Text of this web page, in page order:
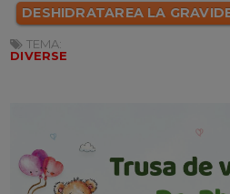
DESHIDRATAREA LA
TEMA:
DIVERSE